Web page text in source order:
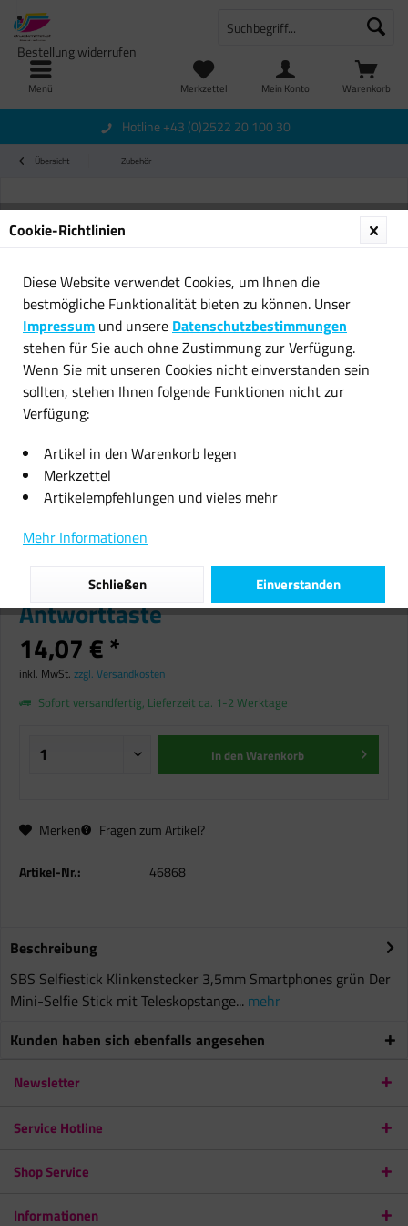
Menü Warenkorb
Merkzettel
Bestellung widerrufen
Mein Konto
Hotline +43 (0)2522 20 100 30
Übersicht Zubehör
SBS Magnetic Earphone Wireless
Bluetooth Kopfhörer magnetisch
kabellos Nackenband
Antworttaste
14,07 € *
inkl. MwSt. zzgl. Versandkosten
Sofort versandfertig, Lieferzeit ca. 1-2 Werktage
In denWarenkorb
Merken Fragen zum Artikel?
Artikel-Nr.: 46868
Beschreibung
SBS Selfiestick Klinkenstecker 3,5mm Smartphones grün Der
Mini-Selfie Stick mit Teleskopstange... mehr
Kunden haben sich ebenfalls angesehen
Newsletter
Service Hotline
Shop Service
Informationen
Cookie-Richtlinien
Diese Website verwendet Cookies, um Ihnen die
bestmögliche Funktionalität bieten zu können. Unser
Impressum und unsere Datenschutzbestimmungen
stehen für Sie auch ohne Zustimmung zur Verfügung.
Wenn Sie mit unseren Cookies nicht einverstanden sein
sollten, stehen Ihnen folgende Funktionen nicht zur
Verfügung:
Artikel in den Warenkorb legen
Merkzettel
Artikelempfehlungen und vieles mehr
Mehr Informationen
Einverstanden
Schließen